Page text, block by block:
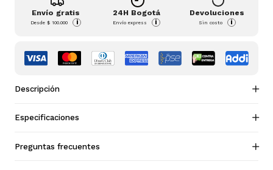
Envío gratis
Desde$ 100.000 i
24H Bogotá
Envío express i
Devoluciones
Sin costo i
Descripción
Especificaciones
Preguntas frecuentes